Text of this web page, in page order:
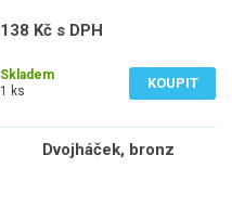
138 Kč s DPH
Skladem
1 ks
KOUPIT
Dvojháček, bronz